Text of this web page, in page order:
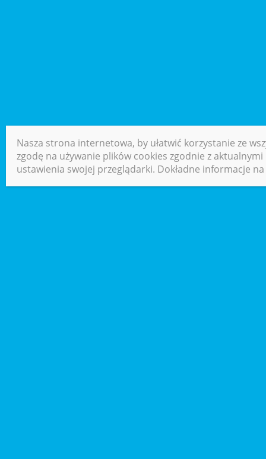
Nasza strona internetowa, by ułatwić korzystanie ze
zgodę na używanie plików cookies zgodnie z
ustawienia swojej przeglądarki. Dokładne informacje